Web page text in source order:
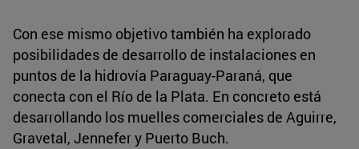
Con ese mismo objetivo también ha explorado
posibilidades de desarrollo de instalaciones en
puntos de la hidrovía Paraguay-Paraná, que
conecta con el Río de la Plata. En concreto está
desarrollando los muelles comerciales de Aguirre,
Gravetal, Jennefer y Puerto Buch.